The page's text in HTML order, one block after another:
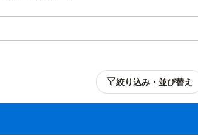
絞り込み・並び替え